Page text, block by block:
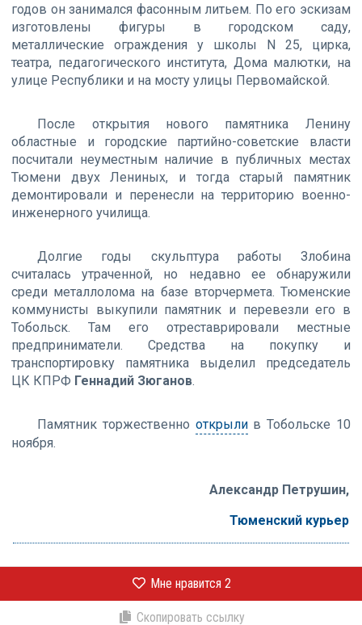
годов он занимался фасонным литьем. По его эскизам
изготовлены фигуры в городском саду,
металлические ограждения у школы N 25, цирка,
театра, педагогического института, Дома малютки, на
улице Республики и на мосту улицы Первомайской.
После открытия нового памятника Ленину
областные и городские партийно-советские власти
посчитали неуместным наличие в публичных местах
Тюмени двух Лениных, и тогда старый памятник
демонтировали и перенесли на территорию военно-
инженерного училища.
Долгие годы скульптура работы Злобина
считалась утраченной, но недавно ее обнаружили
среди металлолома на базе вторчермета. Тюменские
коммунисты выкупили памятник и перевезли его в
Тобольск. Там его отреставрировали местные
предприниматели. Средства на покупку и
транспортировку памятника выделил председатель
ЦК КПРФ Геннадий Зюганов.
Памятник торжественно открылив Тобольске 10
ноября.
Александр Петрушин,
Тюменский курьер
Мне нравится 2
Скопировать ссылку